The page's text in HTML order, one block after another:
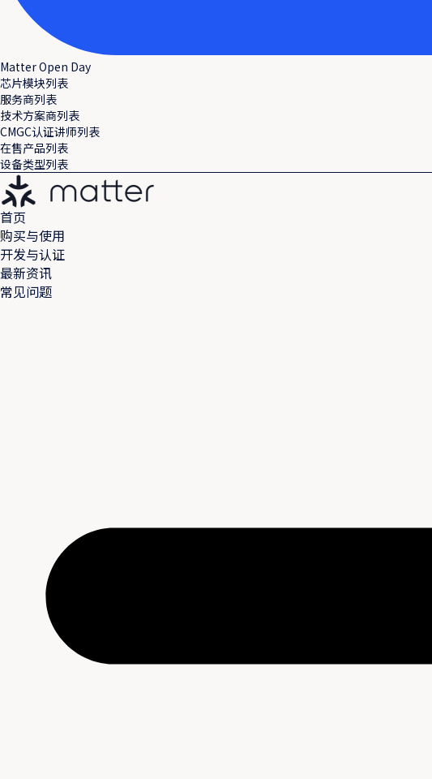
Matter Open Day
芯片模块列表
服务商列表
技术方案商列表
CMGC认证讲师列表
在售产品列表
设备类型列表
首页
购买与使用
开发与认证
最新资讯
常见问题